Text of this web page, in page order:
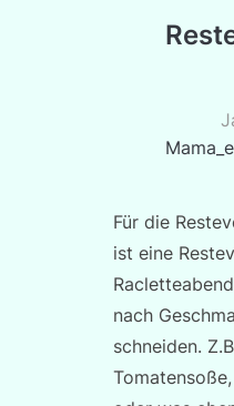
Für die
ist eine
nach
schneiden.